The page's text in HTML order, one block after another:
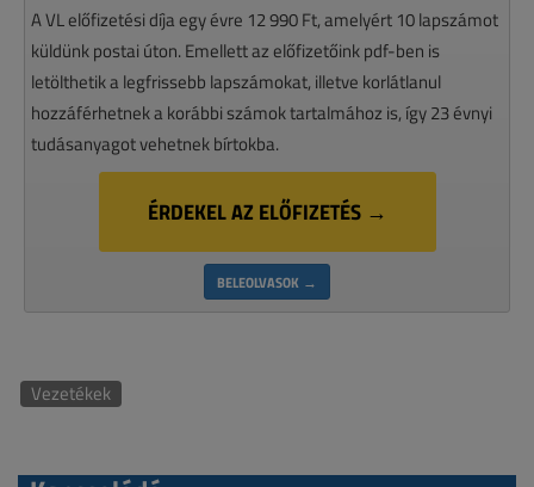
A VL előfizetési díja egy évre 12 990 Ft, amelyért 10 lapszámot
küldünk postai úton. Emellett az előfizetőink pdf-ben is
letölthetik a legfrissebb lapszámokat, illetve korlátlanul
hozzáférhetnek a korábbi számok tartalmához is, így 23 évnyi
tudásanyagot vehetnek bírtokba.
ÉRDEKEL AZ ELŐFIZETÉS →
BELEOLVASOK →
Vezetékek